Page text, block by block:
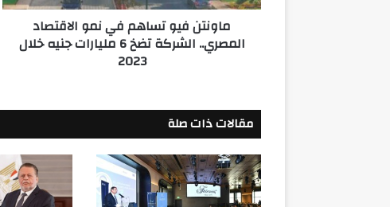
تضخ
مليارات
ماونتن فيو تساهم في نمو الاقتصاد
المصري.. الشركة تضخ 6 مليارات جنيه خلال
2023
مقالات ذات صلة